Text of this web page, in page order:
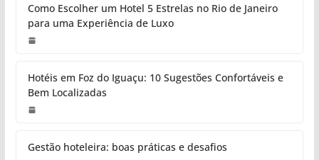
Como Escolher um Hotel 5 Estrelas no Rio de Janeiro
para uma Experiência de Luxo
Hotéis em Foz do Iguaçu: 10 Sugestões Confortáveis e
Bem Localizadas
Gestão hoteleira: boas práticas e desafios